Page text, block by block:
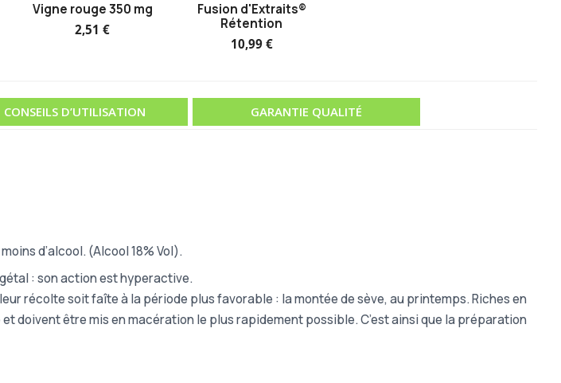
Vigne rouge 350 mg
2,51 €
Fusion d'Extraits®
Rétention
10,99 €
CONSEILS D’UTILISATION GARANTIE QUALITÉ
d’alcool. (Alcool 18% Vol).
: son action est hyperactive.
récolte soit faîte à la période plus favorable : la montée de sève, au printemps. Riches en
doivent être mis en macération le plus rapidement possible. C’est ainsi que la préparation